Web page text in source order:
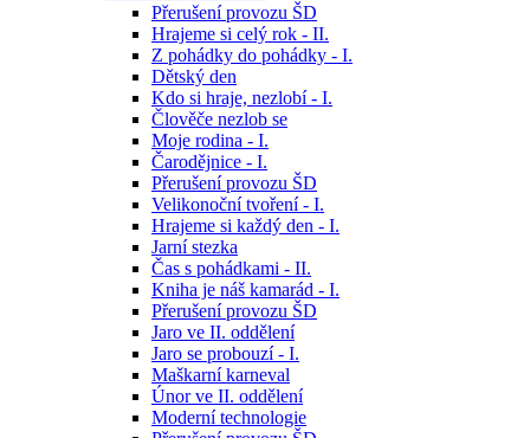
Přerušení provozu ŠD
Hrajeme si celý rok - II.
Z pohádky do pohádky - I.
Dětský den
Kdo si hraje, nezlobí - I.
Člověče nezlob se
Moje rodina - I.
Čarodějnice - I.
Přerušení provozu ŠD
Velikonoční tvoření - I.
Hrajeme si každý den - I.
Jarní stezka
Čas s pohádkami - II.
Kniha je náš kamarád - I.
Přerušení provozu ŠD
Jaro ve II. oddělení
Jaro se probouzí - I.
Maškarní karneval
Únor ve II. oddělení
Moderní technologie